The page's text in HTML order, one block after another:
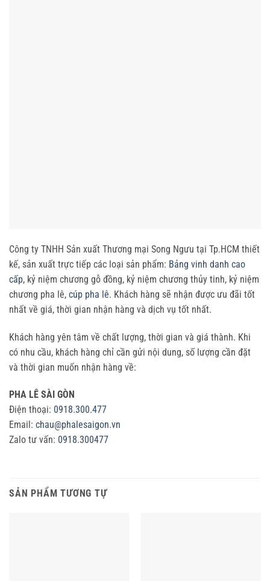
Công ty TNHH Sản xuất Thương mại Song Ngưu tại Tp.HCM thiết
kế, sản xuất trực tiếp các loại sản phẩm: Bảng vinh danh cao
cấp, kỷ niệm chương gỗ đồng, kỷ niệm chương thủy tinh, kỷ niệm
chương pha lê, cúp pha lê. Khách hàng sẽ nhận được ưu đãi tốt
nhất về giá, thời gian nhận hàng và dịch vụ tốt nhất.
Khách hàng yên tâm về chất lượng, thời gian và giá thành. Khi
có nhu cầu, khách hàng chỉ cần gửi nội dung, số lượng cần đặt
và thời gian muốn nhận hàng về:
PHA LÊ SÀI GÒN
Điện thoại: 0918.300.477
Email: chau@phalesaigon.vn
Zalo tư vấn: 0918.300477
SẢN PHẨM TƯƠNG TỰ